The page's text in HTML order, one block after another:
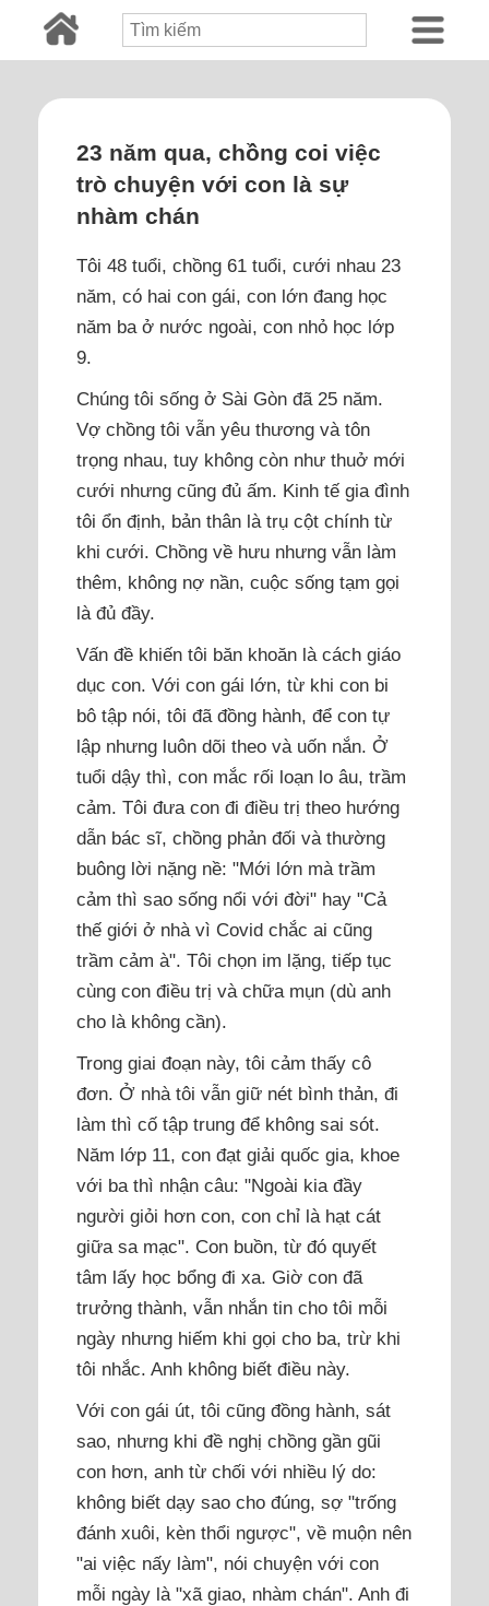
23 năm qua, chồng coi việc
trò chuyện với con là sự
nhàm chán
Tôi 48 tuổi, chồng 61 tuổi, cưới nhau 23
năm, có hai con gái, con lớn đang học
năm ba ở nước ngoài, con nhỏ học lớp
9.
Chúng tôi sống ở Sài Gòn đã 25 năm.
Vợ chồng tôi vẫn yêu thương và tôn
trọng nhau, tuy không còn như thuở mới
cưới nhưng cũng đủ ấm. Kinh tế gia đình
tôi ổn định, bản thân là trụ cột chính từ
khi cưới. Chồng về hưu nhưng vẫn làm
thêm, không nợ nần, cuộc sống tạm gọi
là đủ đầy.
Vấn đề khiến tôi băn khoăn là cách giáo
dục con. Với con gái lớn, từ khi con bi
bô tập nói, tôi đã đồng hành, để con tự
lập nhưng luôn dõi theo và uốn nắn. Ở
tuổi dậy thì, con mắc rối loạn lo âu, trầm
cảm. Tôi đưa con đi điều trị theo hướng
dẫn bác sĩ, chồng phản đối và thường
buông lời nặng nề: "Mới lớn mà trầm
cảm thì sao sống nổi với đời" hay "Cả
thế giới ở nhà vì Covid chắc ai cũng
trầm cảm à". Tôi chọn im lặng, tiếp tục
cùng con điều trị và chữa mụn (dù anh
cho là không cần).
Trong giai đoạn này, tôi cảm thấy cô
đơn. Ở nhà tôi vẫn giữ nét bình thản, đi
làm thì cố tập trung để không sai sót.
Năm lớp 11, con đạt giải quốc gia, khoe
với ba thì nhận câu: "Ngoài kia đầy
người giỏi hơn con, con chỉ là hạt cát
giữa sa mạc". Con buồn, từ đó quyết
tâm lấy học bổng đi xa. Giờ con đã
trưởng thành, vẫn nhắn tin cho tôi mỗi
ngày nhưng hiếm khi gọi cho ba, trừ khi
tôi nhắc. Anh không biết điều này.
Với con gái út, tôi cũng đồng hành, sát
sao, nhưng khi đề nghị chồng gần gũi
con hơn, anh từ chối với nhiều lý do:
không biết dạy sao cho đúng, sợ "trống
đánh xuôi, kèn thổi ngược", về muộn nên
"ai việc nấy làm", nói chuyện với con
mỗi ngày là "xã giao, nhàm chán". Anh đi